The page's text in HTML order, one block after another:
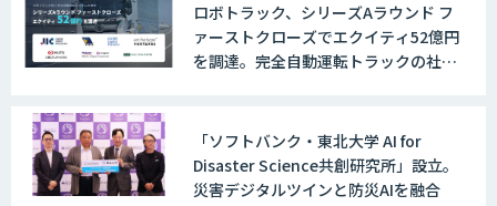
データ構造化ソリューション「DX-laei」
MµgenGAI
ロボトラック、シリーズAラウンド フ
ァーストクローズでエクイティ52億円
を調達。完全自動運転トラックの社会
「ソフトバンク・東北大学 AI for
Disaster Science共創研究所」設立。
災害デジタルツインと防災AIを融合